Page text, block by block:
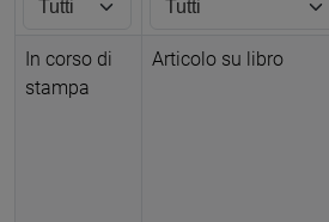
In corso di
stampa
Articolo su libro